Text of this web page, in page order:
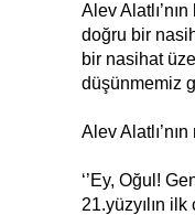
Alev
doğru bir
bir nasihat
düşünmemiz
Alev
‘’Ey, Oğul!
21.yüzyılın